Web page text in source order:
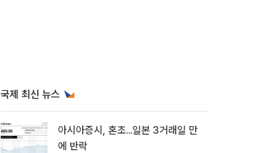
국제 최신 뉴스
아시아증시, 혼조...일본 3거래일 만
에 반락